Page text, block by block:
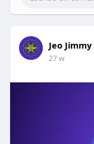
Jeo Jimmy
27 w